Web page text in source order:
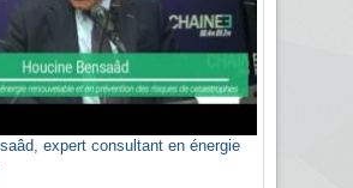
expert consultant en énergie
de la Confédération
patronat citoyen CAPC